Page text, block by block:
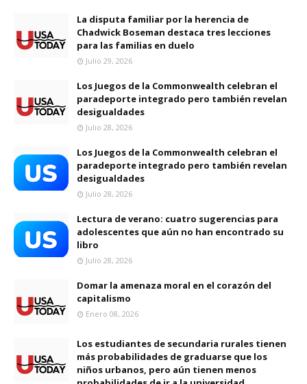
La disputa familiar por la herencia de
Chadwick Boseman destaca tres lecciones
para las familias en duelo
Julio 29, 2026
Los Juegos de la Commonwealth celebran el
paradeporte integrado pero también revelan
desigualdades
Julio 28, 2026
Los Juegos de la Commonwealth celebran el
paradeporte integrado pero también revelan
desigualdades
Julio 28, 2026
Lectura de verano: cuatro sugerencias para
adolescentes que aún no han encontrado su
libro
Julio 28, 2026
Domar la amenaza moral en el corazón del
capitalismo
Enero 08, 2026
Los estudiantes de secundaria rurales tienen
más probabilidades de graduarse que los
niños urbanos, pero aún tienen menos